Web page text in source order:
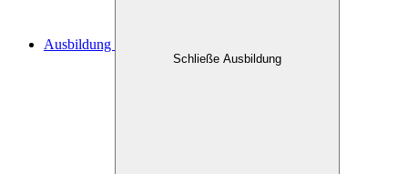
Ausbildung
Schließe Ausbildung